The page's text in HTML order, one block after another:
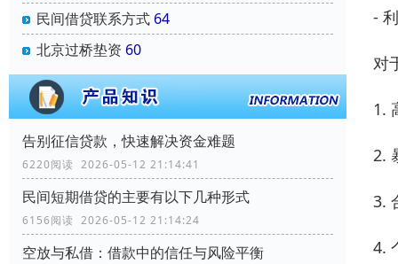
民间借贷联系方式 64
北京过桥垫资 60
告别征信贷款，快速解决资金难题
6220阅读 2026-05-12 21:14:41
民间短期借贷的主要有以下几种形式
6156阅读 2026-05-12 21:14:24
空放与私借：借款中的信任与风险平衡
-
对
1.
2.
3.
4.